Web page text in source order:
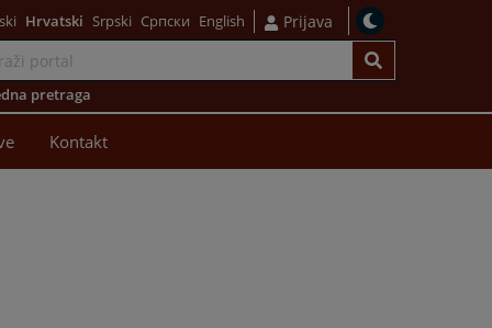
Hrvatski Srpski Српски English Prijava
pretraga
Kontakt